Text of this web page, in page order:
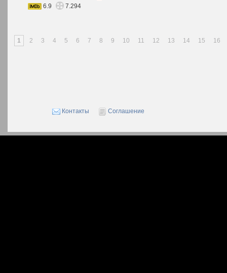
6.9
7.294
1 2 3 4 5 6 7 8 9 10 11 12 13 14 15 16
Контакты Соглашение